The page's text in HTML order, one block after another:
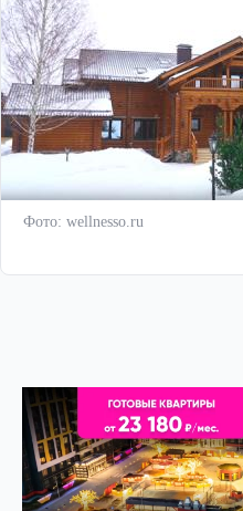
Фото: wellnesso.ru